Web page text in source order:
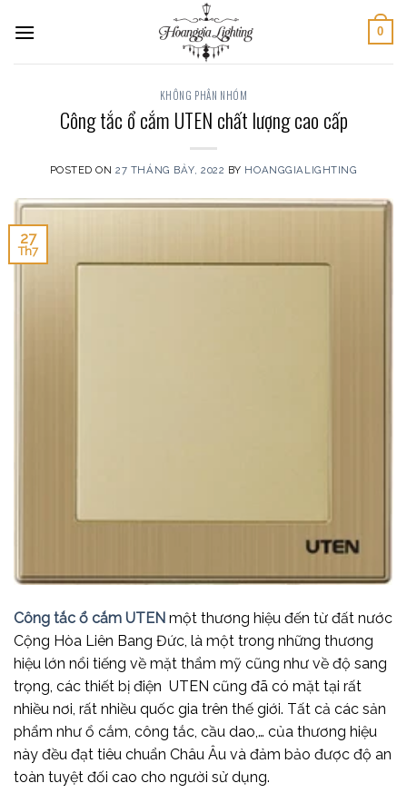
0
KHÔNG PHÂN NHÓM
Công tắc ổ cắm UTEN chất lượng cao cấp
POSTED ON27 THÁNG BẢY, 2022 BY HOANGGIALIGHTING
27
Th7
Công tắc ổ cắm UTEN một thương hiệu đến từ đất nước
Cộng Hòa Liên Bang Đức, là một trong những thương
hiệu lớn nổi tiếng về mặt thẩm mỹ cũng như về độ sang
trọng, các thiết bị điện UTEN cũng đã có mặt tại rất
nhiều nơi, rất nhiều quốc gia trên thế giới. Tất cả các sản
phẩm như ổ cắm, công tắc, cầu dao,… của thương hiệu
này đều đạt tiêu chuẩn Châu Âu và đảm bảo được độ an
toàn tuyệt đối cao cho người sử dụng.